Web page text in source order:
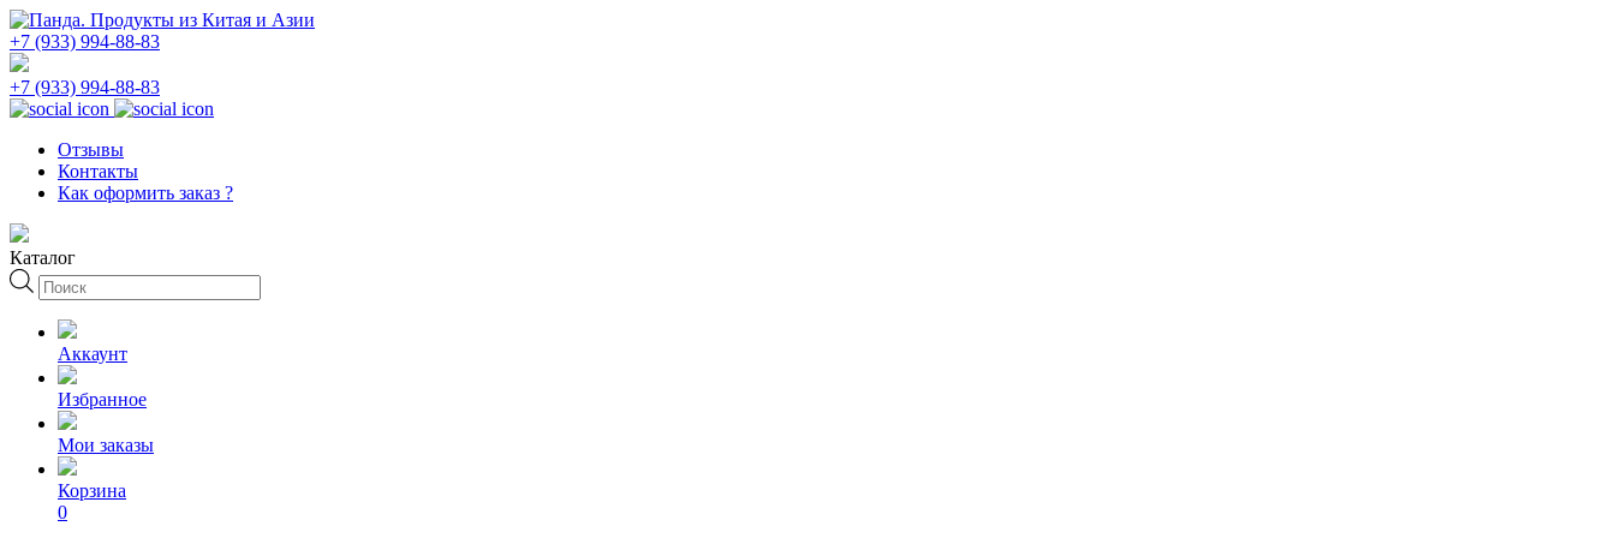
+7 (933) 994-88-83
+7 (933) 994-88-83
Отзывы
Контакты
Как оформить заказ ?
Каталог
Поиск
товаров
Аккаунт
Избранное
Мои заказы
Корзина
0